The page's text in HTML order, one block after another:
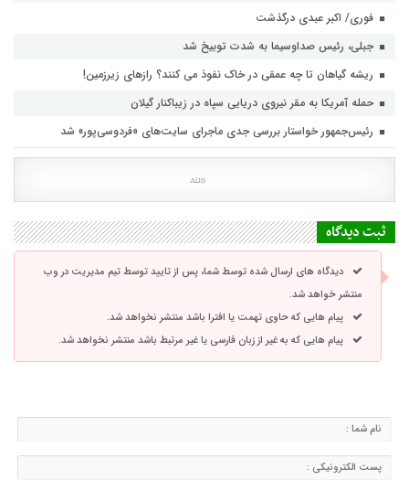
فوری/ اکبر عبدی درگذشت
جبلی، رئیس صداوسیما به شدت توبیخ شد
ریشه گیاهان تا چه عمقی در خاک نفوذ می کنند؟ رازهای زیرزمین!
حمله آمریکا به مقر نیروی دریایی سپاه در زیباکنار گیلان
رئیس‌جمهور خواستار بررسی جدی ماجرای سایت‌های «فردوسی‌پور» شد
ثبت دیدگاه
دیدگاه های ارسال شده توسط شما، پس از تایید توسط تیم مدیریت در وب
منتشر خواهد شد.
پیام هایی که حاوی تهمت یا افترا باشد منتشر نخواهد شد.
پیام هایی که به غیر از زبان فارسی یا غیر مرتبط باشد منتشر نخواهد شد.